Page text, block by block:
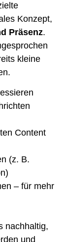
Konzept,
Präsenz.
kleine
Content
(z. B.
– für mehr
nachhaltig,
und